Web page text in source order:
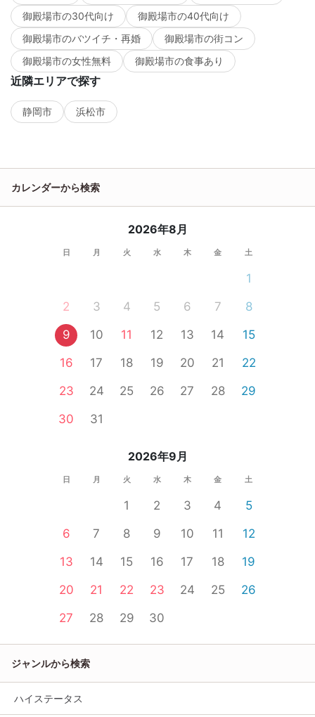
御殿場市の30代向け
御殿場市の40代向け
御殿場市のバツイチ・再婚
御殿場市の街コン
御殿場市の女性無料
御殿場市の食事あり
近隣エリアで探す
静岡市 浜松市
カレンダーから検索
2026年8月
日 月 火 水 木 金 土
1
2
3 4 5 6 7
8
9
10 11 12 13 14
15
16
17 18 19 20 21
22
23
24 25 26 27 28
29
30
31
2026年9月
日 月 火 水 木 金 土
1 2 3 4
5
6
7 8 9 10 11
12
13
14 15 16 17 18
19
20
21 22 23 24 25
26
27
28 29 30
ジャンルから検索
ハイステータス